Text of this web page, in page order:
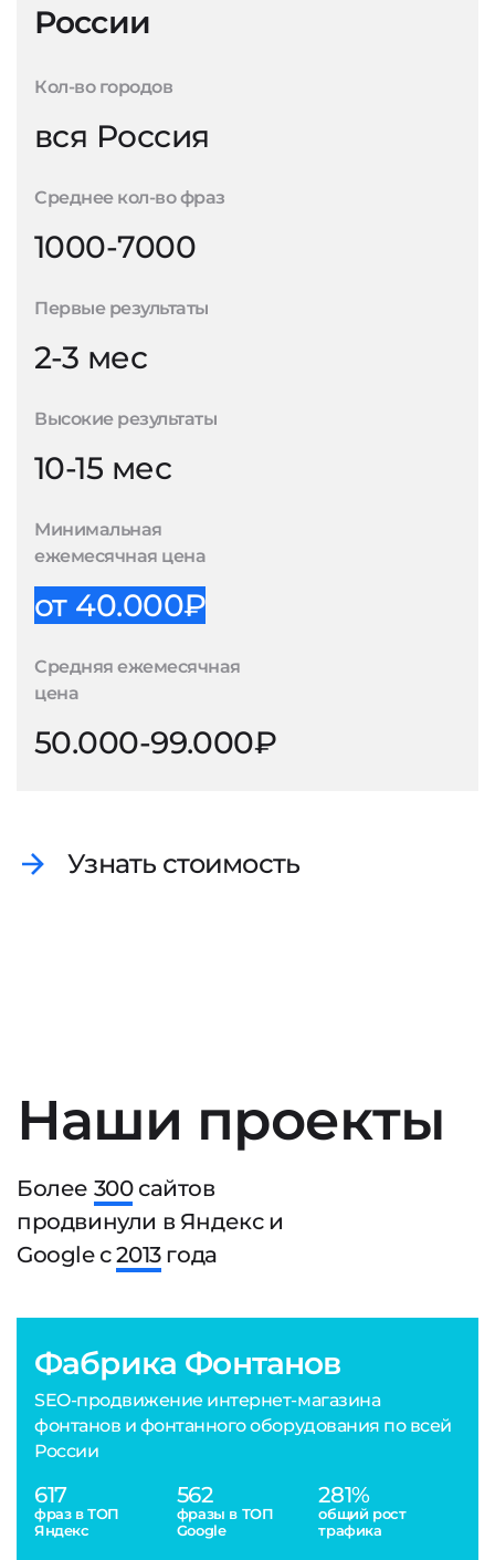
России
Кол-во городов
вся Россия
Среднее кол-во фраз
1000-7000
Первые результаты
2-3 мес
Высокие результаты
10-15 мес
Минимальная
ежемесячная цена
от 40.000₽
Средняя ежемесячная
цена
50.000-99.000₽
Узнать стоимость
Наши проекты
Более 300сайтов
продвинули в Яндекс и
Google с2013года
Фабрика Фонтанов
SEO-продвижение интернет-магазина
фонтанов и фонтанного оборудования по всей
России
617
фраз в ТОП
Яндекс
562
фразы в ТОП
Google
281%
общий рост
трафика